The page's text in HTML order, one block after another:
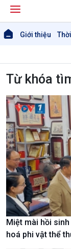
Giới thiệu
Từ khóa
Miệt mài hồi
hoá phi vật thể